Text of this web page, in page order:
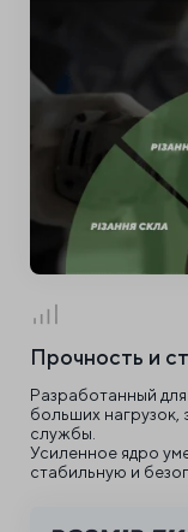
Прочность и
Разработанный
больших нагрузок,
службы.
Усиленное ядро
стабильную и